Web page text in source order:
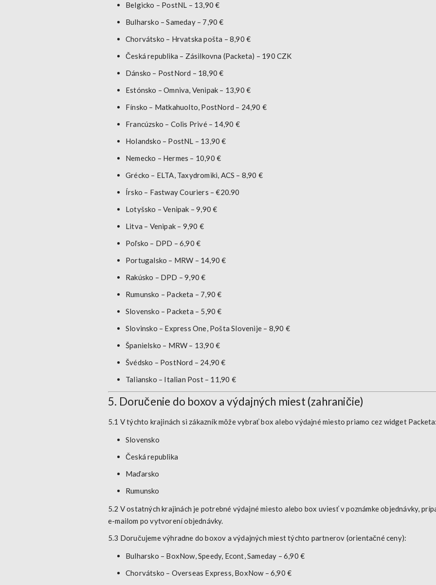
Belgicko – PostNL – 13,90 €
Bulharsko – Sameday – 7,90 €
Chorvátsko – Hrvatska pošta – 8,90 €
Česká republika – Zásilkovna (Packeta) – 190 CZK
Dánsko – PostNord – 18,90 €
Estónsko – Omniva, Venipak – 13,90 €
Fínsko – Matkahuolto, PostNord – 24,90 €
Francúzsko – Colis Privé – 14,90 €
Holandsko – PostNL – 13,90 €
Nemecko – Hermes – 10,90 €
Grécko – ELTA, Taxydromiki, ACS – 8,90 €
Írsko – Fastway Couriers – €20.90
Lotyšsko – Venipak – 9,90 €
Litva – Venipak – 9,90 €
Poľsko – DPD – 6,90 €
Portugalsko – MRW – 14,90 €
Rakúsko – DPD – 9,90 €
Rumunsko – Packeta – 7,90 €
Slovensko – Packeta – 5,90 €
Slovinsko – Express One, Pošta Slovenije – 8,90 €
Španielsko – MRW – 13,90 €
Švédsko – PostNord – 24,90 €
Taliansko – Italian Post – 11,90 €
5. Doručenie do boxov a výdajných miest (zahraničie)
5.1 V týchto krajinách si zákazník môže vybrať box alebo výdajné miestopriamo cez widget Packeta
Slovensko
Česká republika
Maďarsko
Rumunsko
5.2 V ostatných krajinách je potrebné výdajné miesto alebo box uviesť v poznámke objednávky,
e-mailom po vytvorení objednávky.
5.3 Doručujeme výhradne do boxov a výdajných miest týchto partnerov (orientačné ceny):
Bulharsko – BoxNow, Speedy, Econt, Sameday – 6,90 €
Chorvátsko – Overseas Express, BoxNow – 6,90 €